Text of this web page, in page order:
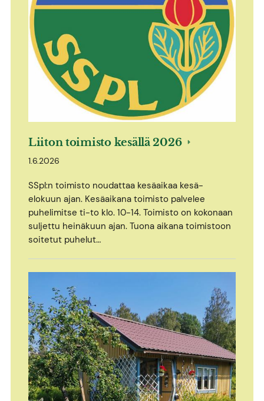
Liiton toimisto kesällä 2026
1.6.2026
SSpl:n toimisto noudattaa kesäaikaa kesä-
elokuun ajan. Kesäaikana toimisto palvelee
puhelimitse ti-to klo. 10-14. Toimisto on kokonaan
suljettu heinäkuun ajan. Tuona aikana toimistoon
soitetut puhelut…